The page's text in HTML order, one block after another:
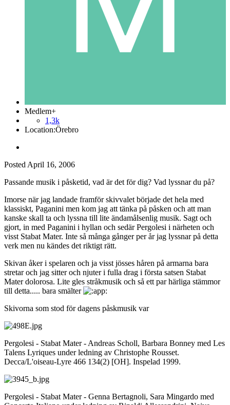
Medlem+
1,3k
Location:Örebro
Posted April 16, 2006
Passande musik i påsketid, vad är det för dig? Vad lyssnar du på?
Imorse när jag landade framför skivvalet började det hela med
klassiskt, Paganini men kom jag att tänka på påsken och att man
kanske skall ta och lyssna till lite ändamålsenlig musik. Sagt och
gjort, in med Paganini i hyllan och sedär Pergolesi i närheten och
visst Stabat Mater. Inte så många gånger per år jag lyssnar på detta
verk men nu kändes det riktigt rätt.
Skivan åker i spelaren och ja visst jösses håren på armarna bara
stretar och jag sitter och njuter i fulla drag i första satsen Stabat
Mater dolorosa. Lite gles stråkmusik och så ett par härliga stämmor
till detta..... bara smälter
Skivorna som stod för dagens påskmusik var
Pergolesi - Stabat Mater - Andreas Scholl, Barbara Bonney med Les
Talens Lyriques under ledning av Christophe Rousset.
Decca/L'oiseau-Lyre 466 134(2) [OH]. Inspelad 1999.
Pergolesi - Stabat Mater - Genna Bertagnoli, Sara Mingardo med